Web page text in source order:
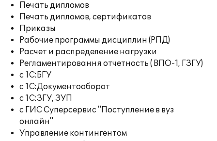
Печать дипломов
Печать дипломов, сертификатов
Приказы
Рабочие программы дисциплин (РПД)
Расчет и распределение нагрузки
Регламентировання отчетность ( ВПО-1, ГЗГУ)
с 1С:БГУ
с 1С:Документооборот
с 1С:ЗГУ, ЗУП
с ГИС Суперсервис "Поступление в вуз
онлайн"
Управление контингентом